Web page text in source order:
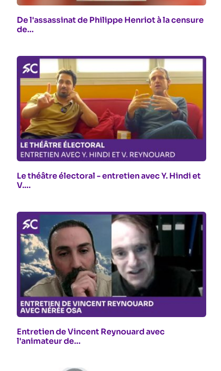
De l'assassinat de Philippe Henriot à la censure
de…
Le théâtre électoral - entretien avec Y. Hindi et
V.…
Entretien de Vincent Reynouard avec
l'animateur de…